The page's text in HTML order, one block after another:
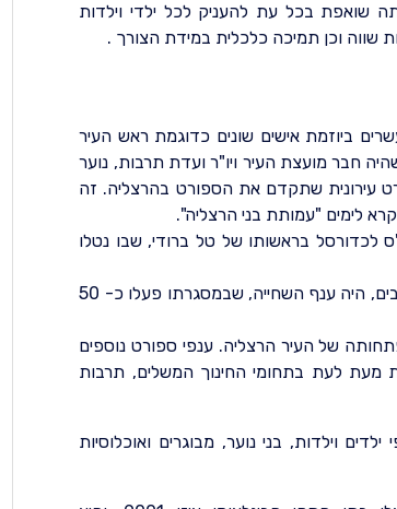
שואפת בכל עת להעניק לכל ילדי וילדות
שווה וכן תמיכה כלכלית במידת הצורך .
ביוזמת אישים שונים כדוגמת ראש העיר
חבר מועצת העיר ויו"ר ועדת תרבות, נוער
עירונית שתקדם את הספורט בהרצליה. זה
לימים "עמותת בני הרצליה".
עם הקמתו של ביה"ס לכדורסל בראשותו של טל ברודי, שבו נטלו
ענף נוסף שהחל לפעול באותם ימים, בסיוע של הורים מתנדבים, היה ענף השחייה, שבמסגרתו פעלו כ- 50
של העיר הרצליה. ענפי ספורט נוספים
מעת לעת בתחומי החינוך המשלים, תרבות
וילדות, בני נוער, מבוגרים ואוכלוסיות